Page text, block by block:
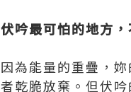
伏吟最可怕的地方
因為能量的重疊，
者乾脆放棄。但伏